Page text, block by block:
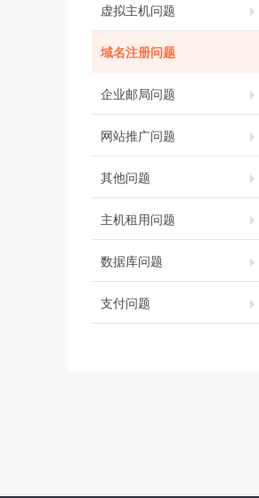
虚拟主机问题
域名注册问题
企业邮局问题
网站推广问题
其他问题
主机租用问题
数据库问题
支付问题